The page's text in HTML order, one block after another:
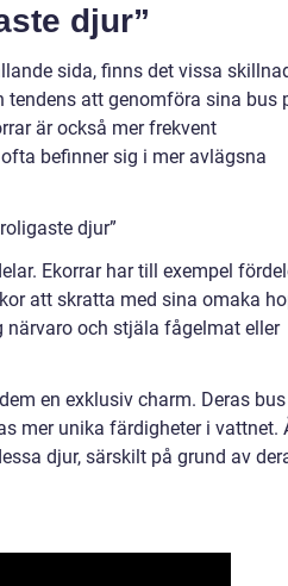
djur”
sida, finns det vissa
tendens att genomföra sina bus
är också mer frekvent
befinner sig i mer avlägsna
djur”
Ekorrar har till exempel
att skratta med sina omaka
närvaro och stjäla fågelmat eller
en exklusiv charm. Deras
mer unika färdigheter i vattnet.
djur, särskilt på grund av